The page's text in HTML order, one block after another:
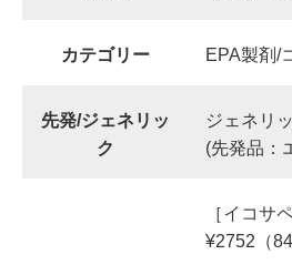
カテゴリー EPA製剤/
先発/ジェネリッ
ク
ジェネリ
(先発品：
［イコサ
¥2752（84